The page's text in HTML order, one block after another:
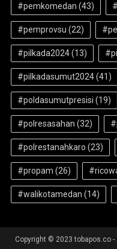
#pemkomedan (43)
#pemprovsu (22)
#pilkada2024(13)
#pilkadasumut2024(41)
#poldasumutpresisi (19)
#polresasahan (32)
#polrestanahkaro (23)
#propam (26)
#walikotamedan (14)
Copyright © 2023 tobapos.co -